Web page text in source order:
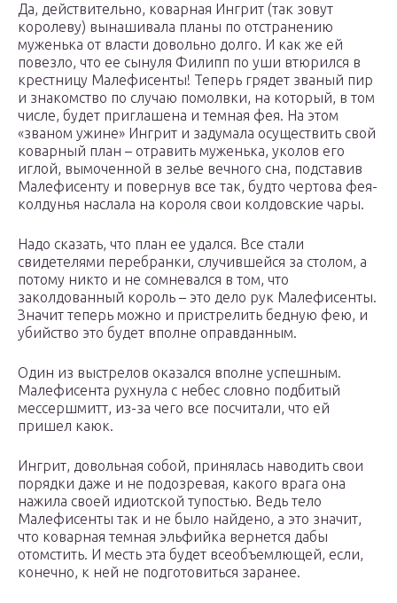
Да, действительно, коварная Ингрит (так зовут
королеву) вынашивала планы по отстранению
муженька от власти довольно долго. И как же ей
повезло, что ее сынуля Филипп по уши втюрился в
крестницу Малефисенты! Теперь грядет званый пир
и знакомство по случаю помолвки, на который, в том
числе, будет приглашена и темная фея. На этом
«званом ужине» Ингрит и задумала осуществить свой
коварный план – отравить муженька, уколов его
иглой, вымоченной в зелье вечного сна, подставив
Малефисенту и повернув все так, будто чертова фея-
колдунья наслала на короля свои колдовские чары.
Надо сказать, что план ее удался. Все стали
свидетелями перебранки, случившейся за столом, а
потому никто и не сомневался в том, что
заколдованный король – это дело рук Малефисенты.
Значит теперь можно и пристрелить бедную фею, и
убийство это будет вполне оправданным.
Один из выстрелов оказался вполне успешным.
Малефисента рухнула с небес словно подбитый
мессершмитт, из-за чего все посчитали, что ей
пришел каюк.
Ингрит, довольная собой, принялась наводить свои
порядки даже и не подозревая, какого врага она
нажила своей идиотской тупостью. Ведь тело
Малефисенты так и не было найдено, а это значит,
что коварная темная эльфийка вернется дабы
отомстить. И месть эта будет всеобъемлющей, если,
конечно, к ней не подготовиться заранее.